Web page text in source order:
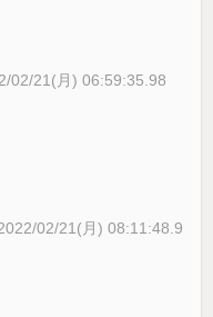
02/21(月) 06:59:35.98
02/21(月) 08:11:48.9